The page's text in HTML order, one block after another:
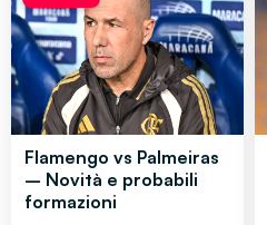
Flamengo vs Palmeiras
– Novità e probabili
formazioni